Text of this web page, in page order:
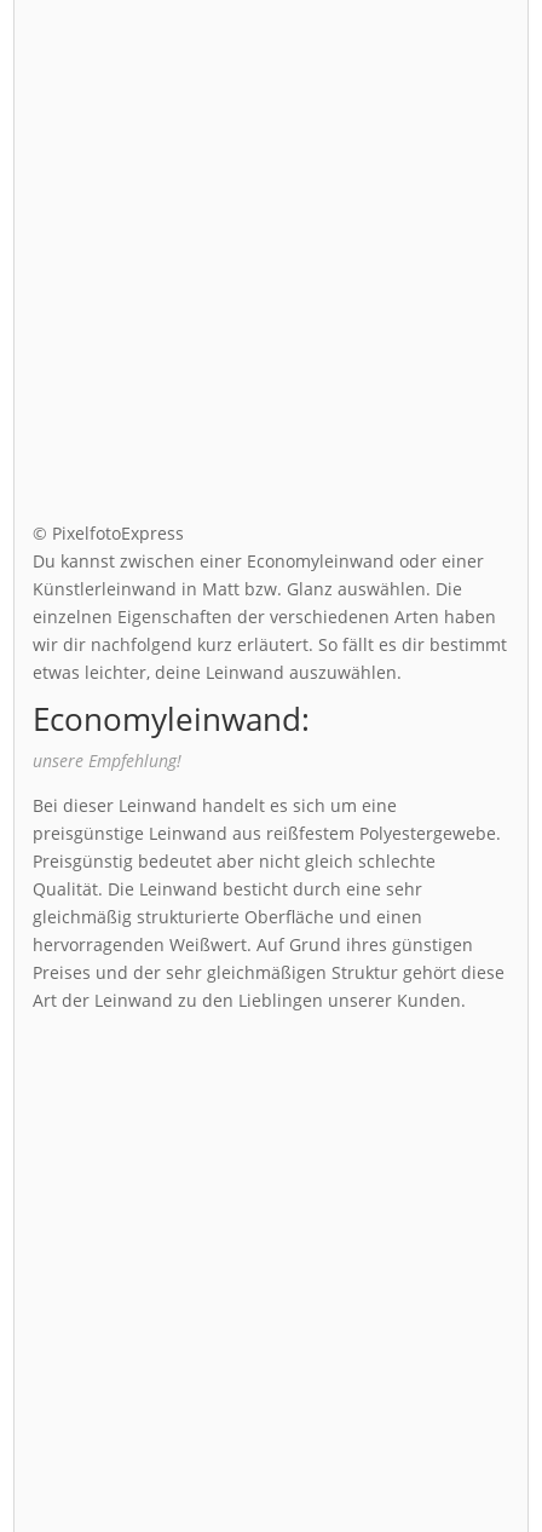
© PixelfotoExpress
Du kannst zwischen einer Economyleinwand oder einer
Künstlerleinwand in Matt bzw. Glanz auswählen. Die
einzelnen Eigenschaften der verschiedenen Arten haben
wir dir nachfolgend kurz erläutert. So fällt es dir bestimmt
etwas leichter, deine Leinwand auszuwählen.
Economyleinwand:
unsere Empfehlung!
Bei dieser Leinwand handelt es sich um eine
preisgünstige Leinwand aus reißfestem Polyestergewebe.
Preisgünstig bedeutet aber nicht gleich schlechte
Qualität. Die Leinwand besticht durch eine sehr
gleichmäßig strukturierte Oberfläche und einen
hervorragenden Weißwert. Auf Grund ihres günstigen
Preises und der sehr gleichmäßigen Struktur gehört diese
Art der Leinwand zu den Lieblingen unserer Kunden.